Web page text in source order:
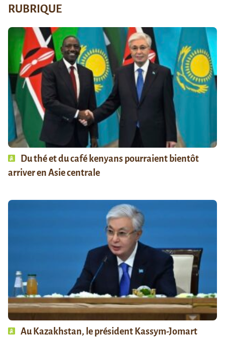
RUBRIQUE
Du thé et du café kenyans pourraient bientôt
arriver en Asie centrale
Au Kazakhstan, le président Kassym-Jomart